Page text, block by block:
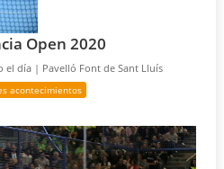
Open 2020
el día | Pavelló Font de Sant Lluís
acontecimientos